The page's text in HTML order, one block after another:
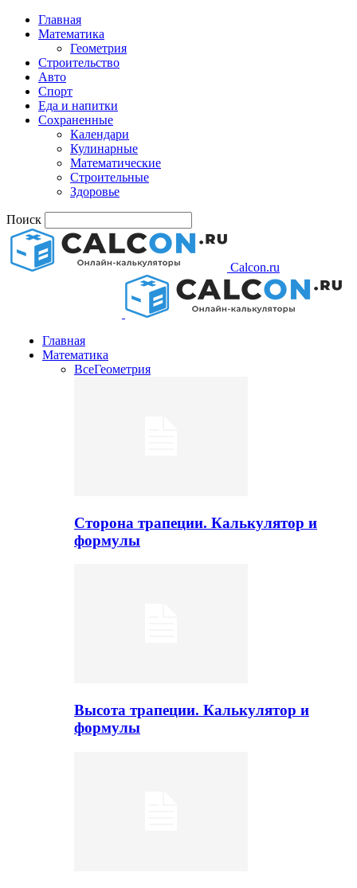
Главная
Математика
Геометрия
Строительство
Авто
Спорт
Еда и напитки
Сохраненные
Календари
Кулинарные
Математические
Строительные
Здоровье
Поиск
Calcon.ru
Главная
Математика
ВсеГеометрия
Сторона трапеции. Калькулятор и
формулы
Высота трапеции. Калькулятор и
формулы